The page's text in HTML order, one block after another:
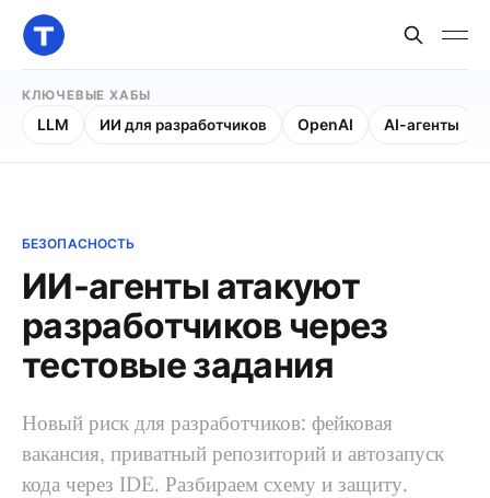
КЛЮЧЕВЫЕ ХАБЫ
LLM ИИ для разработчиков OpenAI AI-агенты
БЕЗОПАСНОСТЬ
ИИ-агенты атакуют
разработчиков через
тестовые задания
Новый риск для разработчиков: фейковая
вакансия, приватный репозиторий и автозапуск
кода через IDE. Разбираем схему и защиту.